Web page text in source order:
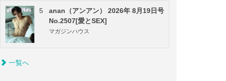
5
anan（アンアン） 2026年 8月19日号
No.2507[愛とSEX]
マガジンハウス
一覧へ